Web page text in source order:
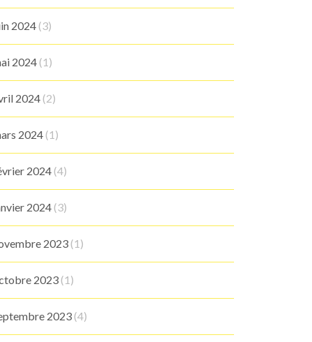
2024 (3)
2024 (1)
2024 (2)
2024 (1)
2024 (4)
2024 (3)
2023 (1)
2023 (1)
2023 (4)